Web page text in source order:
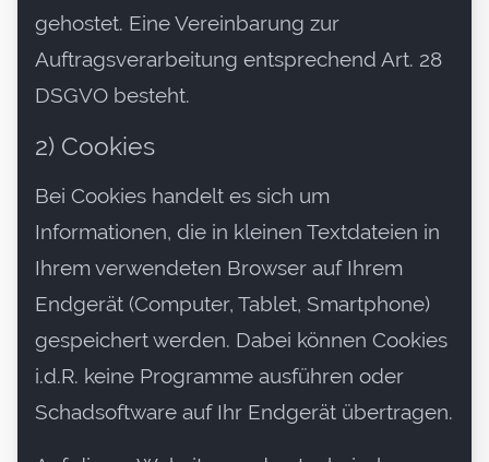
gehostet. Eine Vereinbarung zur
Auftragsverarbeitung entsprechend Art. 28
DSGVO besteht.
2) Cookies
Bei Cookies handelt es sich um
Informationen, die in kleinen Textdateien in
Ihrem verwendeten Browser auf Ihrem
Endgerät (Computer, Tablet, Smartphone)
gespeichert werden. Dabei können Cookies
i.d.R. keine Programme ausführen oder
Schadsoftware auf Ihr Endgerät übertragen.